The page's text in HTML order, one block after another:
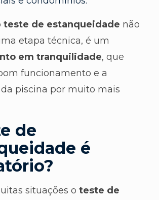
teste de estanqueidade não
etapa técnica, é um
em tranquilidade, que
funcionamento e a
piscina por muito mais
de
é
situações o teste de